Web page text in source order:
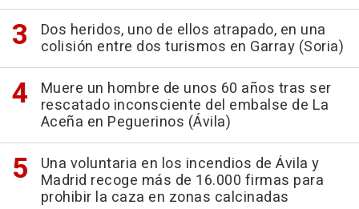
Dos heridos, uno de ellos atrapado, en una
colisión entre dos turismos en Garray (Soria)
Muere un hombre de unos 60 años tras ser
rescatado inconsciente del embalse de La
Aceña en Peguerinos (Ávila)
Una voluntaria en los incendios de Ávila y
Madrid recoge más de 16.000 firmas para
prohibir la caza en zonas calcinadas